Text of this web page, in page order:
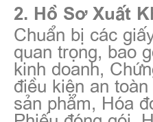
2. Hồ Sơ Xuất
Chuẩn bị các
quan trọng, bao
kinh doanh,
điều kiện an
sản phẩm, Hóa